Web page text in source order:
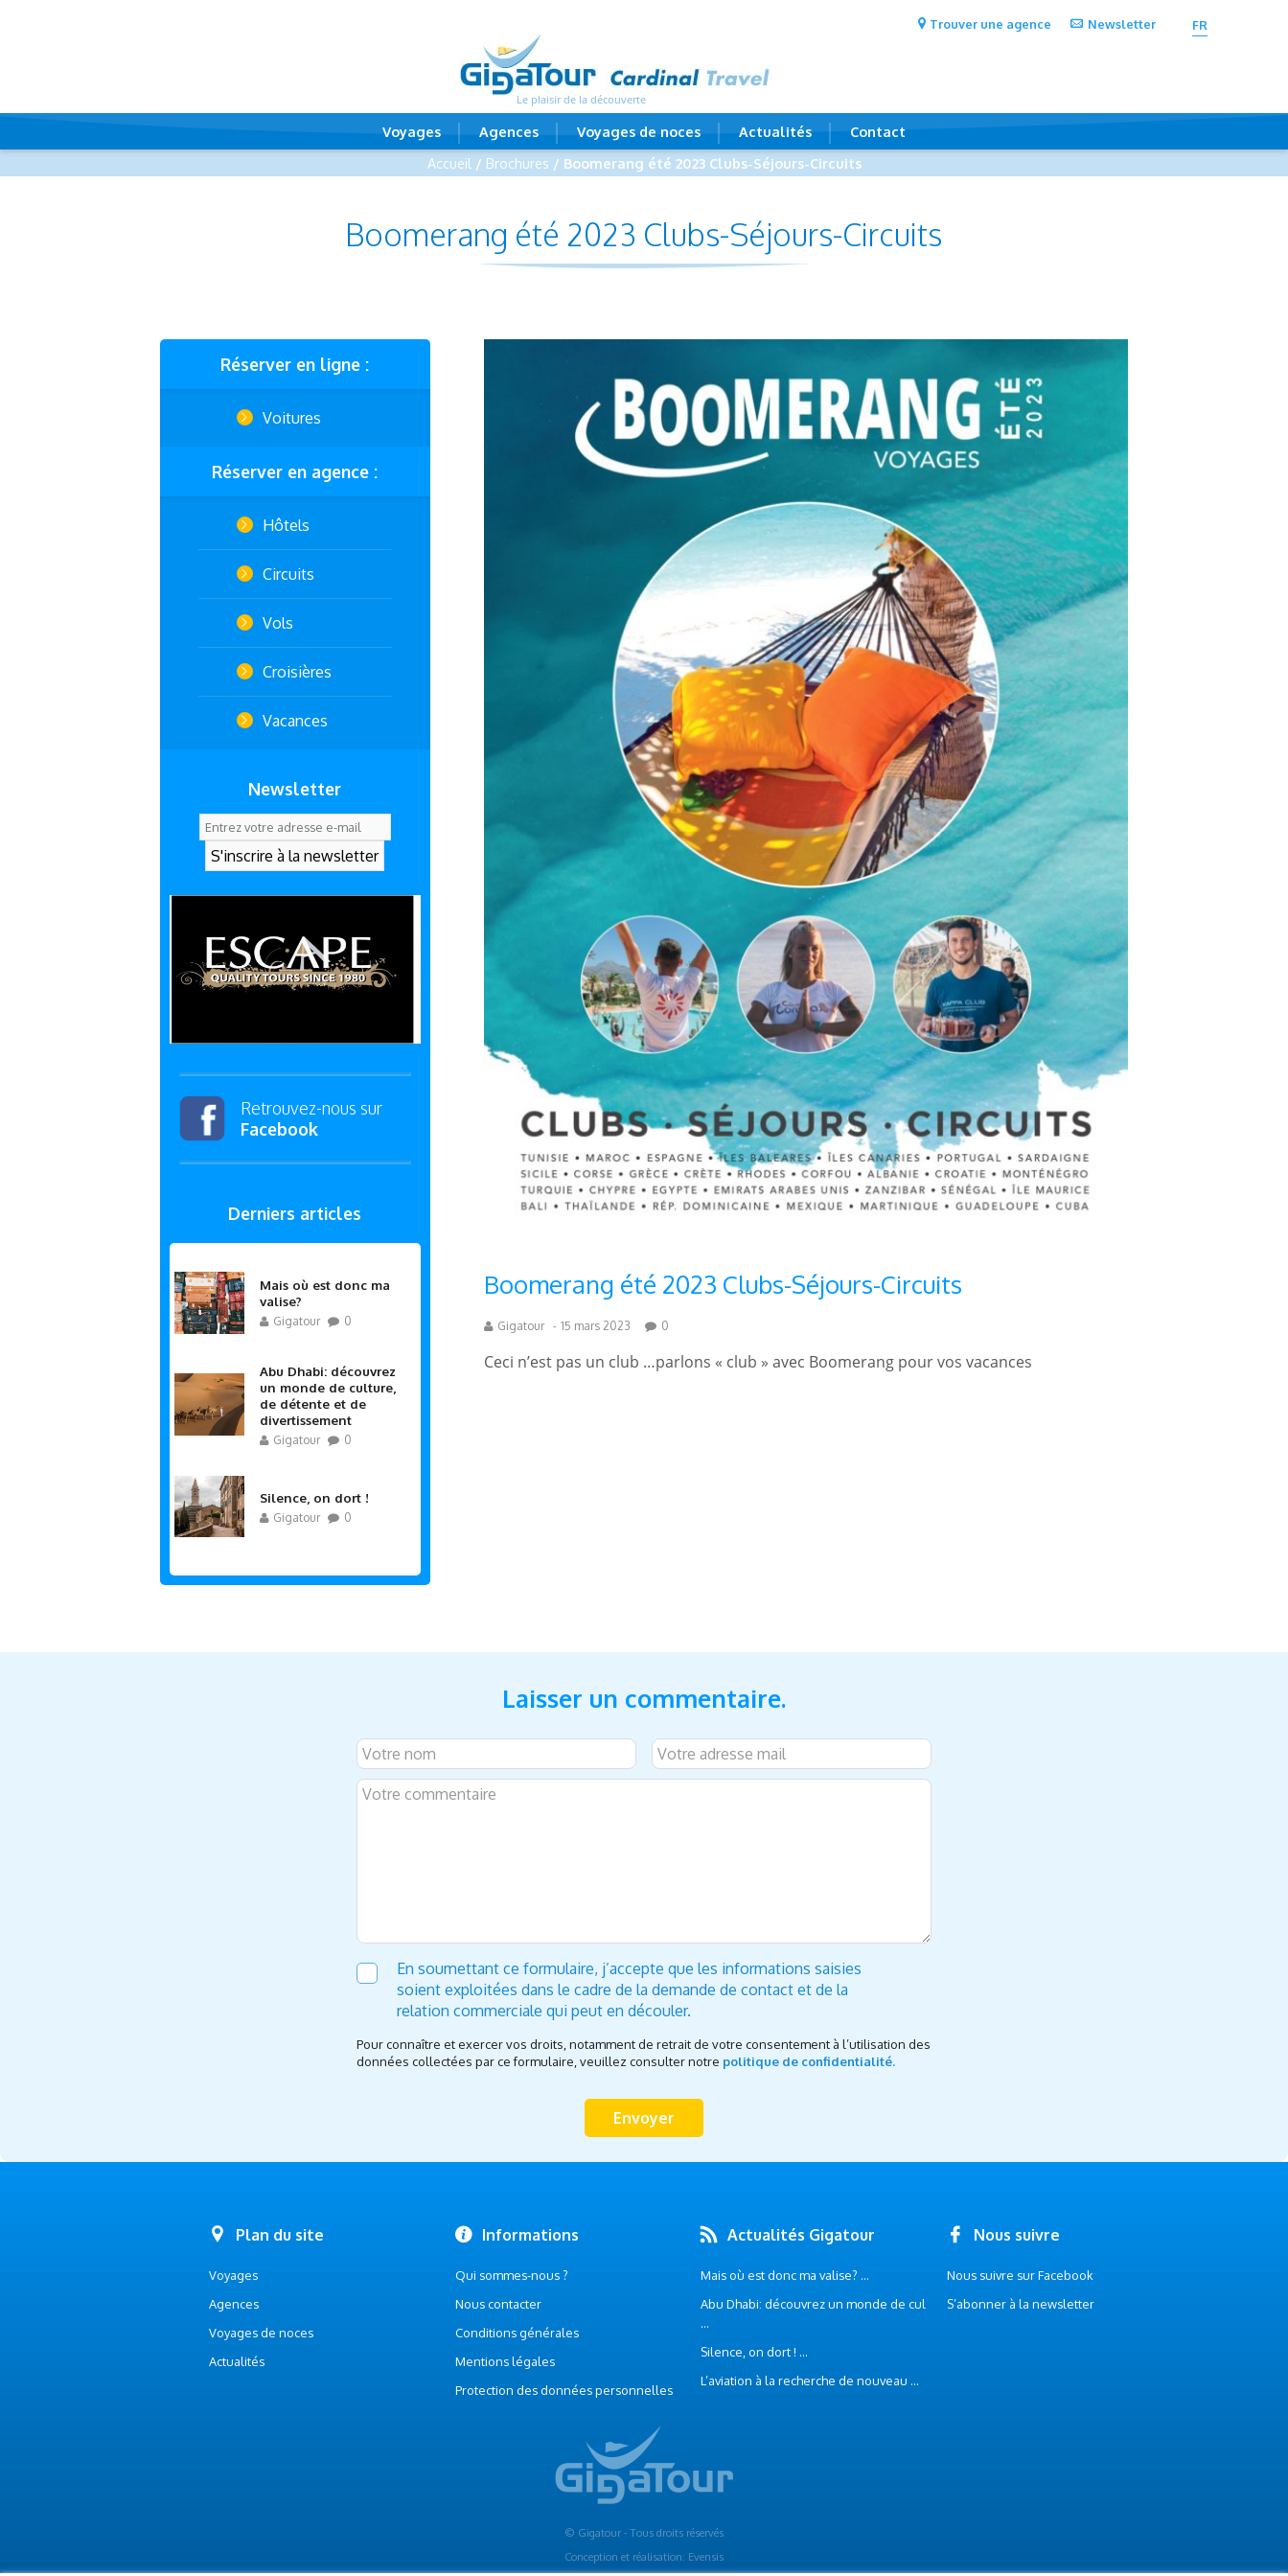
Trouver une agence Newsletter FR
Le plaisir de la découverte
Voyages Agences Voyages de noces Actualités
Contact
Accueil / Brochures / Boomerang été 2023 Clubs-Séjours-Circuits
Boomerang été 2023 Clubs-Séjours-Circuits
Réserver en ligne :
Voitures
Réserver en agence :
Hôtels
Circuits
Vols
Croisières
Vacances
Newsletter
Retrouvez-nous sur
Facebook
Derniers articles
Mais où est donc ma
valise?
Gigatour 0
Abu Dhabi: découvrez
un monde de culture,
de détente et de
divertissement
Gigatour 0
Silence, on dort !
Gigatour 0
Boomerang été 2023 Clubs-Séjours-Circuits
Gigatour - 15 mars 2023 0
Ceci n’est pas un club …parlons « club » avec Boomerang pour vos vacances
Laisser un commentaire.
En soumettant ce formulaire, j’accepte que les informations saisies
soient exploitées dans le cadre de la demande de contact et de la
relation commerciale qui peut en découler.
Pour connaître et exercer vos droits, notamment de retrait de votre consentement à l’utilisation des
données collectées par ce formulaire, veuillez consulter notre politique de confidentialité.
Plan du site
Voyages
Agences
Voyages de noces
Actualités
Informations
Qui sommes-nous ?
Nous contacter
Conditions générales
Mentions légales
Protection des données personnelles
Actualités Gigatour
Mais où est donc ma valise? ...
Abu Dhabi: découvrez un monde de cul
...
Silence, on dort ! ...
L’aviation à la recherche de nouveau ...
Nous suivre
Nous suivre sur Facebook
S’abonner à la newsletter
© Gigatour - Tous droits réservés
Conception et réalisation: Evensis